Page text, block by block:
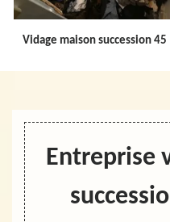
Vidage maison succession 45
Entreprise